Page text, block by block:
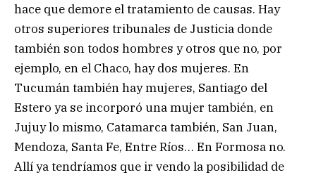
hace que demore el tratamiento de causas. Hay
otros superiores tribunales de Justicia donde
también son todos hombres y otros que no, por
ejemplo, en el Chaco, hay dos mujeres. En
Tucumán también hay mujeres, Santiago del
Estero ya se incorporó una mujer también, en
Jujuy lo mismo, Catamarca también, San Juan,
Mendoza, Santa Fe, Entre Ríos… En Formosa no.
Allí ya tendríamos que ir vendo la posibilidad de